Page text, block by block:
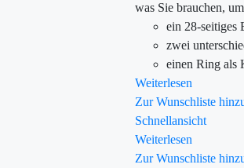
was Sie brauchen,
ein 28-seitiges
zwei
einen Ring als
Weiterlesen
Zur Wunschliste
Schnellansicht
Weiterlesen
Zur Wunschliste